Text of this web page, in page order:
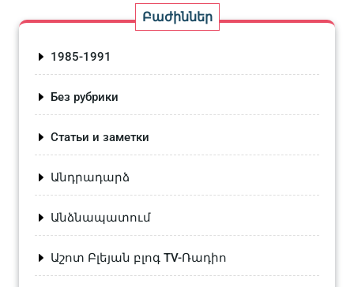
Բաժիններ
1985-1991
Без рубрики
Статьи и заметки
Անդրադարձ
Անձնապատում
Աշոտ Բլեյան բլոգ TV-Ռադիո